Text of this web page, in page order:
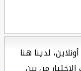
لدينا هنا